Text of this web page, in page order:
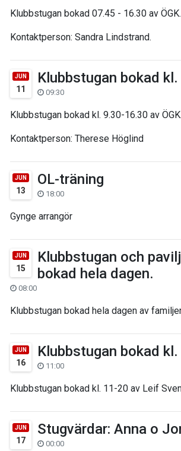
Klubbstugan bokad 07.45 - 16.30 av ÖGK.
Kontaktperson: Sandra Lindstrand.
JUN
11
Klubbstugan bokad
09:30
Klubbstugan bokad kl. 9.30-16.30 av ÖGK.
Kontaktperson: Therese Höglind
JUN
13
OL-träning
18:00
Gynge arrangör
JUN
15
Klubbstugan och
bokad hela dagen.
08:00
Klubbstugan bokad hela dagen av
JUN
16
Klubbstugan bokad
11:00
Klubbstugan bokad kl. 11-20 av Leif
JUN
17
Stugvärdar: Anna o
00:00